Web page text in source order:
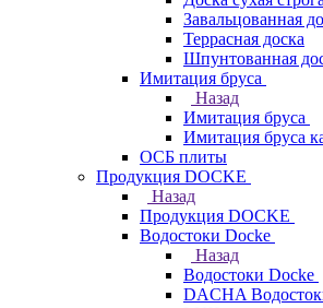
Завальцованная
Террасная доска
Шпунтованная
Имитация бруса
Назад
Имитация бруса
Имитация бруса
ОСБ плиты
Продукция DOCKE
Назад
Продукция DOCKE
Водостоки Docke
Назад
Водостоки Docke
DACHA